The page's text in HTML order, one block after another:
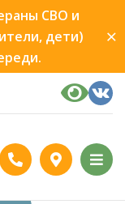
СВО и
дети)